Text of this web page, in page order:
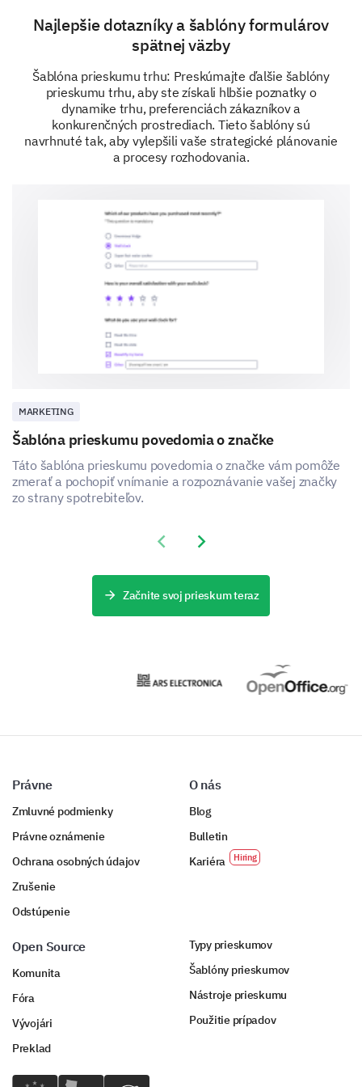
Do akej miery súhlasíte s nasledujúcimi
tvrdeniami o trhových výzvach?
Konkurencia je významnou prekážkou pre náš rast.
Dodržiavanie predpisov predstavuje významnú výzvu.
Očakávania zákazníkov sa v posledných rokoch
Skúmanie riešení a príležitostí
V tejto sekcii by sme chceli preskúmať potenciálne
Ako často vaša organizácia investuje do
technologických riešení na prekonanie trhových
výziev?
Nikdy
V akých oblastiach by ste chceli vidieť viac
Informácie o zákazníkoch
Regulačné usmernenia
Iné
Prosím, usporiadajte nasledujúce potenciálne
riešenia podľa ich dôležitosti pre vašu
organizáciu.
Najlepšie dotazníky a šablóny formulárov
spätnej väzby
Šablóna prieskumu trhu: Preskúmajte ďalšie šablóny
prieskumu trhu, aby ste získali hlbšie poznatky o
dynamike trhu, preferenciách zákazníkov a
konkurenčných prostrediach. Tieto šablóny sú
navrhnuté tak, aby vylepšili vaše strategické plánovanie
a procesy rozhodovania.
MARKETING
Šablóna prieskumu povedomia o značke
Táto šablóna prieskumu povedomia o značke vám pomôže
zmerať a pochopiť vnímanie a rozpoznávanie vašej značky
zo strany spotrebiteľov.
Previous slide
Next slide
Začnite svoj prieskum teraz
Právne
Zmluvné podmienky
Právne oznámenie
Ochrana osobných údajov
Zrušenie
Odstúpenie
O nás
Blog
Bulletin
Kariéra
Open Source
Komunita
Fóra
Vývojári
Preklad
Typy prieskumov
Šablóny prieskumov
Nástroje prieskumu
Použitie prípadov